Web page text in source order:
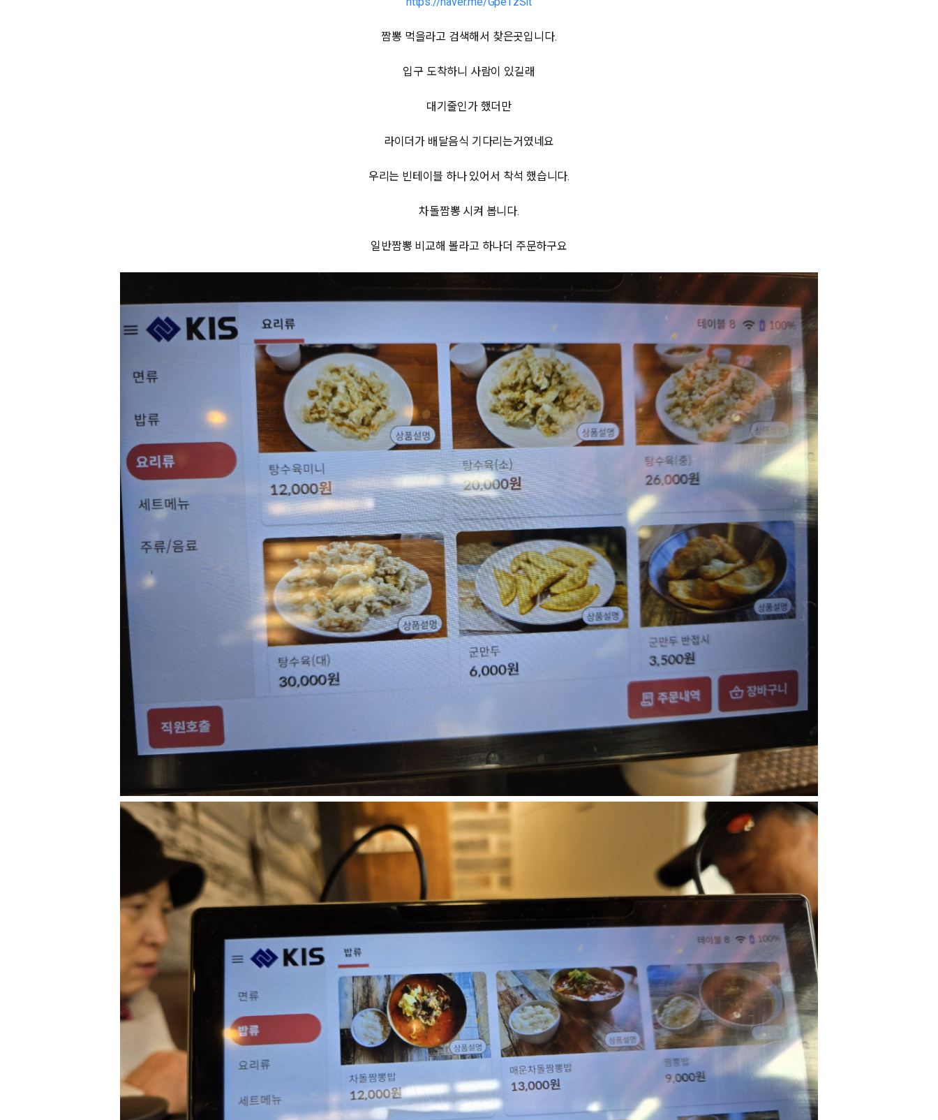
짬뽕 먹을라고 검색해서 찾은곳입니다.
입구 도착하니 사람이 있길래
대기줄인가 했더만
라이더가 배달음식 기다리는거였네요
우리는 빈테이블 하나 있어서 착석 했습니다.
차돌짬뽕 시켜 봅니다.
일반짬뽕 비교해 볼라고 하나더 주문하구요